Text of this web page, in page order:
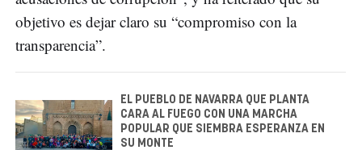
objetivo es dejar claro su “compromiso con la
transparencia”.
EL PUEBLO DE NAVARRA QUE PLANTA
CARA AL FUEGO CON UNA MARCHA
POPULAR QUE SIEMBRA ESPERANZA EN
SU MONTE